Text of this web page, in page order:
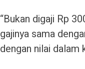
“Bukan digaji Rp
gajinya sama
dengan nilai